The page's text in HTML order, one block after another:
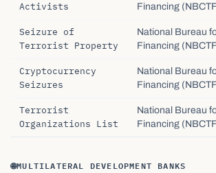
Activists
Financing
Seizure of
Terrorist Property
National Bureau
Financing
Cryptocurrency
Seizures
National Bureau
Financing
Terrorist
Organizations List
National Bureau
Financing
🌐MULTILATERAL DEVELOPMENT BANKS